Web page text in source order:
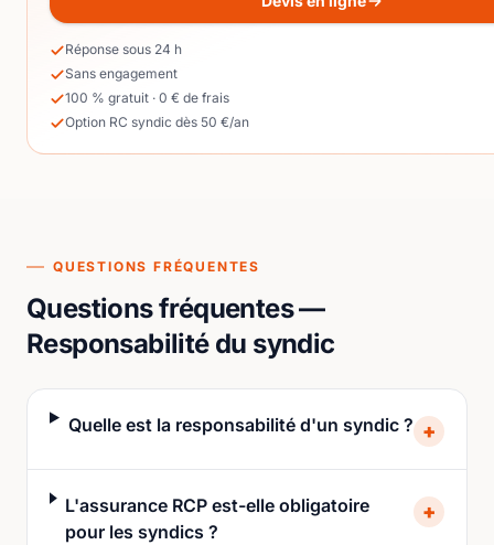
Réponse sous 24 h
Sans engagement
100 % gratuit · 0 € de frais
Option RC syndic dès 50 €/an
QUESTIONS FRÉQUENTES
Questions fréquentes —
Responsabilité du syndic
Quelle est la responsabilité d'un syndic ? +
L'assurance RCP est-elle obligatoire
pour les syndics ?
+